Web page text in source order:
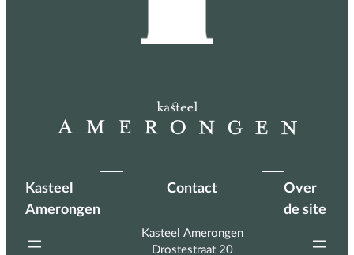
Kasteel
Amerongen
Contact
Kasteel Amerongen
Drostestraat 20
Over
de site